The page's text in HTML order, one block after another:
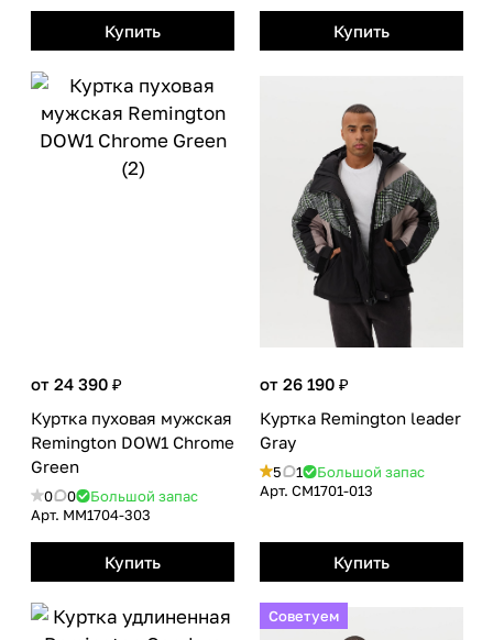
Купить Купить
от 24 390 ₽
Куртка пуховая мужская
Remington DOW1 Сhrome
Green
0 0
Большой запас
Арт. MM1704-303
Купить
от 26 190 ₽
Куртка Remington leader
Gray
5 1
Большой запас
Арт. CM1701-013
Купить
Советуем